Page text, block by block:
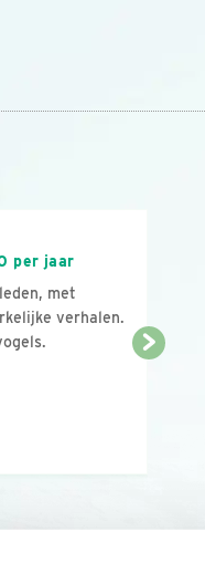
per jaar
met
verhalen.